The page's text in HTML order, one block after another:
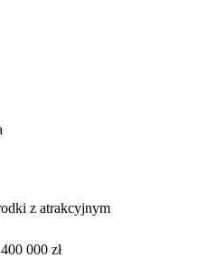
z atrakcyjnym
000 zł